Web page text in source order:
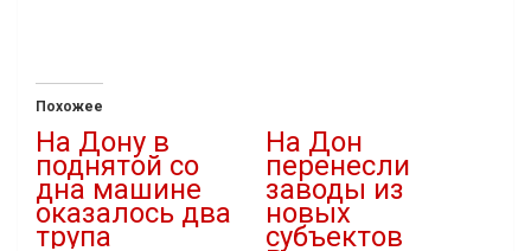
Похожее
На Дону в
поднятой со
дна машине
оказалось два
трупа
На Дон
перенесли
заводы из
новых
субъектов